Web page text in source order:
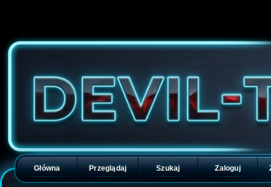
Główna Przeglądaj Szukaj Zaloguj